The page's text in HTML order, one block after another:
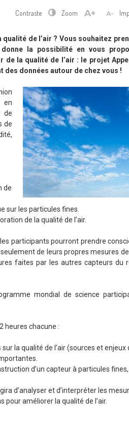
Contraste Zoom
de l’air ? Vous souhaitez
la possibilité en vous
la qualité de l’air : le projet
données autour de chez vous !
en
de
de
de
sur les particules fines.
de la qualité de l’air.
participants pourront prendre
de leurs propres mesures
faites par les autres capteurs du
mondial de science
heures chacune :
la qualité de l’air (sources et enjeux
d’un capteur à particules
d’analyser et d’interpréter les
améliorer la qualité de l’air.